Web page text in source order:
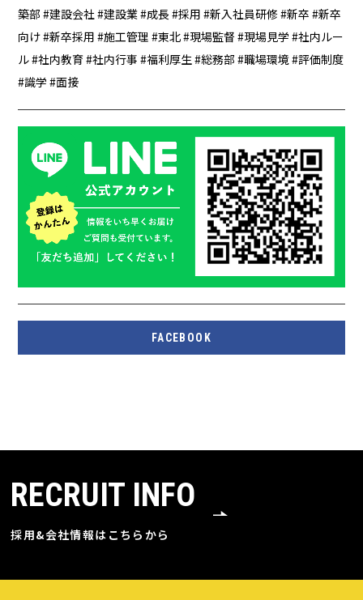
築部
建設会社 建設業 成長 採用 新入社員研修 新卒
新卒
向け 新卒採用 施工管理 東北 現場監督 現場見学
社内ルー
ル 社内教育 社内行事 福利厚生 総務部 職場環境 評価制度
識学
面接
FACEBOOK
RECRUIT INFO
採用&会社情報はこちらから